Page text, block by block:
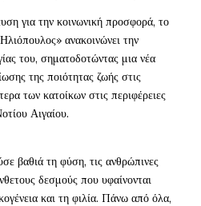
για την κοινωνική προσφορά, το
ανακοινώνει την
του, σηματοδοτώντας μια νέα
της ποιότητας ζωής στις
των κατοίκων στις περιφέρειες
Αιγαίου.
βαθιά τη φύση, τις ανθρώπινες
δεσμούς που υφαίνονται
και τη φιλία. Πάνω από όλα,